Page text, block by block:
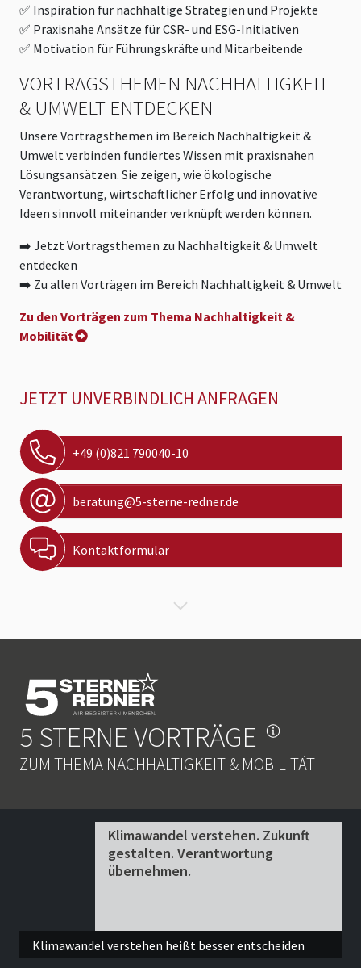
✅ Inspiration für nachhaltige Strategien und Projekte
✅ Praxisnahe Ansätze für CSR- und ESG-Initiativen
✅ Motivation für Führungskräfte und Mitarbeitende
VORTRAGSTHEMEN NACHHALTIGKEIT
& UMWELT ENTDECKEN
Unsere Vortragsthemen im Bereich Nachhaltigkeit &
Umwelt verbinden fundiertes Wissen mit praxisnahen
Lösungsansätzen. Sie zeigen, wie ökologische
Verantwortung, wirtschaftlicher Erfolg und innovative
Ideen sinnvoll miteinander verknüpft werden können.
➡️ Jetzt Vortragsthemen zu Nachhaltigkeit & Umwelt
entdecken
➡️ Zu allen Vorträgen im Bereich Nachhaltigkeit & Umwelt
Zu den Vorträgen zum Thema Nachhaltigkeit &
Mobilität
JETZT UNVERBINDLICH ANFRAGEN
+49 (0)821 790040-10
beratung@5-sterne-redner.de
Kontaktformular
5 STERNE VORTRÄGE
ZUM THEMA NACHHALTIGKEIT & MOBILITÄT